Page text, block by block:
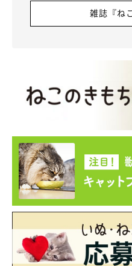
雑誌『ね